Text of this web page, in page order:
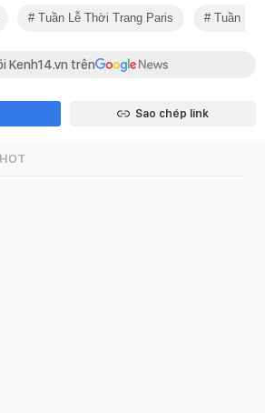
Tuần Lễ Thời Trang Paris Tuần Lễ
Kenh14.vn trên
Sao chép link